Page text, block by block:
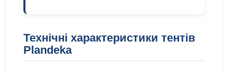
Технічні характеристики тентів
Plandeka